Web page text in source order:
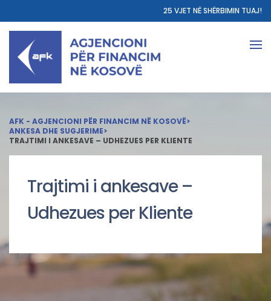
25 VJET NË SHËRBIMIN TUAJ!
AFK - AGJENCIONI PËR FINANCIM NË KOSOVË>
ANKESA DHE SUGJERIME>
TRAJTIMI I ANKESAVE – UDHEZUES PER KLIENTE
Trajtimi i ankesave –
Udhezues per Kliente